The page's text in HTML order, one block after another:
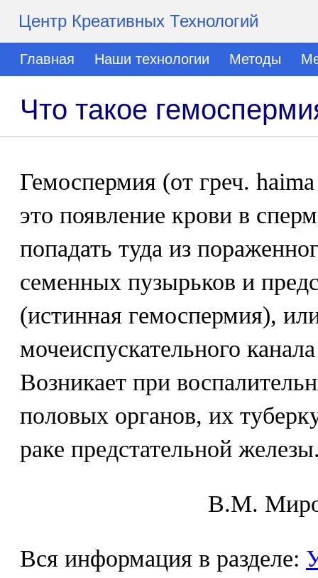
Центр Креативных Технологий
Главная Наши технологии Методы
Что такое
Гемоспермия (от греч.
это появление крови в
попадать туда из
семенных пузырьков и
(истинная гемоспермия),
мочеиспускательного
Возникает при
половых органов, их
раке предстательной
В.М.
Вся информация в разделе: